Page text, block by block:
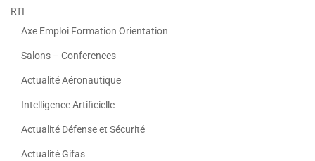
RTI
Axe Emploi Formation Orientation
Salons – Conferences
Actualité Aéronautique
Intelligence Artificielle
Actualité Défense et Sécurité
Actualité Gifas